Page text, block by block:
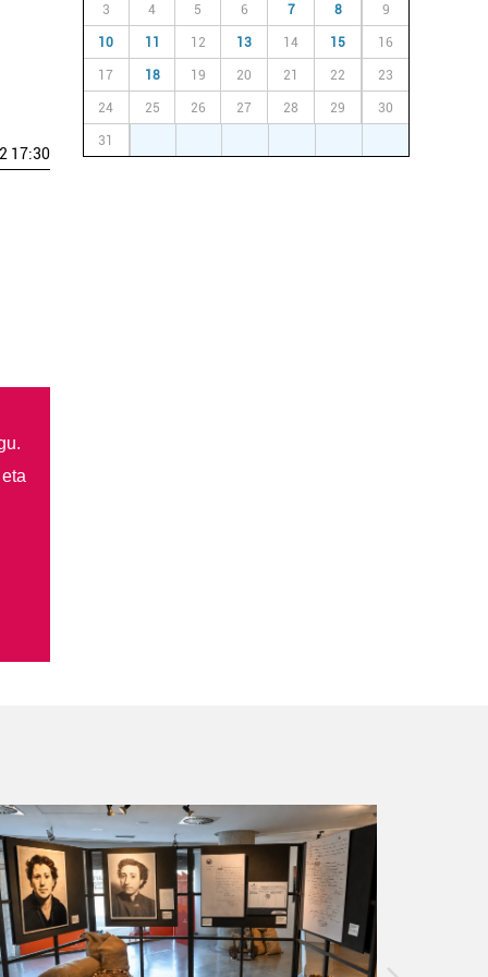
17:30
3 4 5 6 7 8 9
10 11 12 13 14 15 16
17 18 19 20 21 22 23
24 25 26 27 28 29 30
31